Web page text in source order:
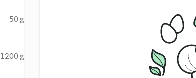
50 g
1200 g